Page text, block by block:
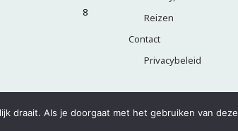
draait. Als je doorgaat met het gebruiken van